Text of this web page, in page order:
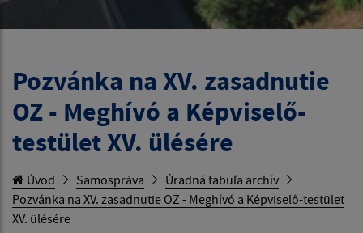
Pozvánka na XV. zasadnutie
OZ - Meghívó a Képviselő-
testület XV. ülésére
Úvod Samospráva
Úradná tabuľa archív
Pozvánka na XV. zasadnutie OZ - Meghívó a Képviselő-testület
XV. ülésére